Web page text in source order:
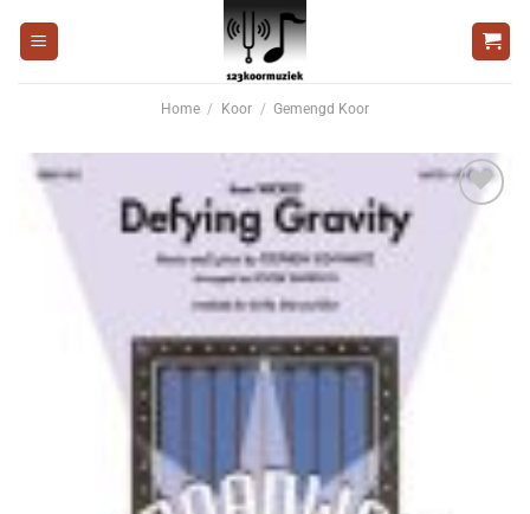
naar
Home / Koor / Gemengd Koor